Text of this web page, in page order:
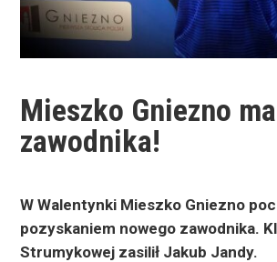
Mieszko Gniezno
zawodnika!
W Walentynki Mieszko Gniezno
pozyskaniem nowego zawodnika.
Strumykowej zasilił Jakub Jandy.